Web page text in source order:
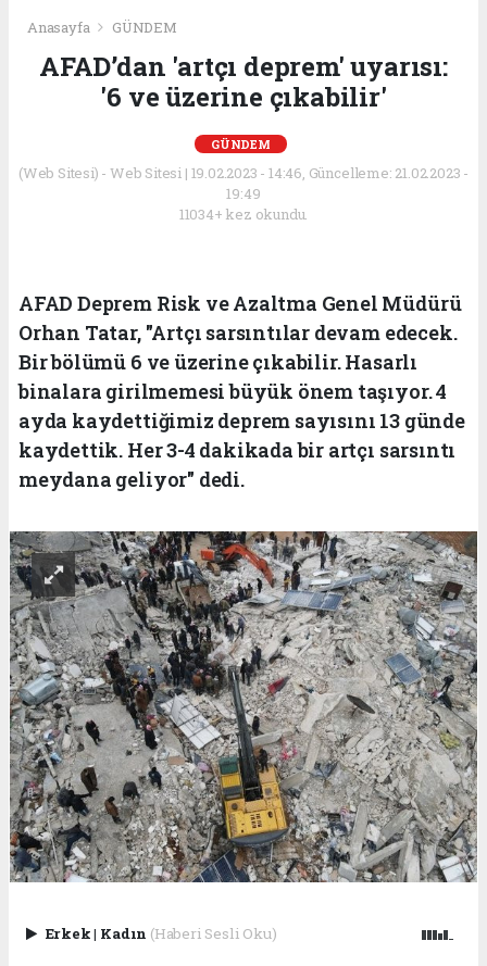
Anasayfa GÜNDEM
AFAD’dan 'artçı deprem' uyarısı:
'6 ve üzerine çıkabilir'
GÜNDEM
(Web Sitesi) - Web Sitesi | 19.02.2023 - 14:46, Güncelleme: 21.02.2023 -
19:49
11034+ kez okundu.
AFAD Deprem Risk ve Azaltma Genel Müdürü
Orhan Tatar, "Artçı sarsıntılar devam edecek.
Bir bölümü 6 ve üzerine çıkabilir. Hasarlı
binalara girilmemesi büyük önem taşıyor. 4
ayda kaydettiğimiz deprem sayısını 13 günde
kaydettik. Her 3-4 dakikada bir artçı sarsıntı
meydana geliyor" dedi.
Erkek| Kadın (Haberi Sesli Oku)